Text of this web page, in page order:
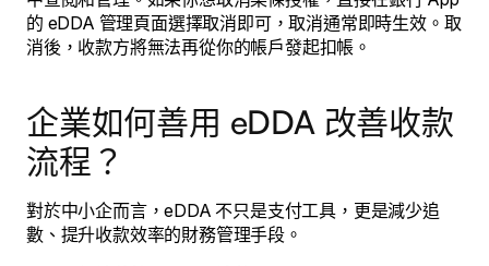
的 eDDA 管理頁面選擇取消即可，取消通常即時生效。取
消後，收款方將無法再從你的帳戶發起扣帳。
企業如何善用 eDDA 改善收款
流程？
對於中小企而言，eDDA 不只是支付工具，更是減少追
數、提升收款效率的財務管理手段。